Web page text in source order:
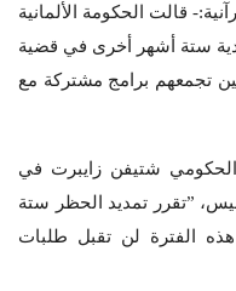
الثقافة القرآنية:- قالت الحكومة الألمانية
ستة أشهر أخرى في قضية
تجمعهم برامج مشتركة مع
الحكومي شتيفن زايبرت في
”تقرر تمديد الحظر ستة
خلال هذه الفترة لن تقبل طلبات